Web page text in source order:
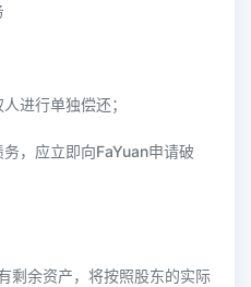
进行单独偿还；
，应立即向FaYuan申请破
剩余资产，将按照股东的实际